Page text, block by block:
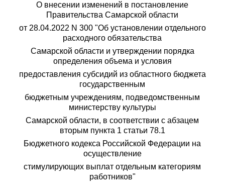
О внесении изменений в постановление
Правительства Самарской области
от 28.04.2022 N 300 "Об установлении отдельного
расходного обязательства
Самарской области и утверждении порядка
определения объема и условия
предоставления субсидий из областного бюджета
государственным
бюджетным учреждениям, подведомственным
министерству культуры
Самарской области, в соответствии с абзацем
вторым пункта 1 статьи 78.1
Бюджетного кодекса Российской Федерации на
осуществление
стимулирующих выплат отдельным категориям
работников"